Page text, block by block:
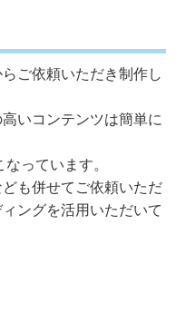
ご依頼いただき制作し
いコンテンツは簡単に
なっています。
も併せてご依頼いただ
ングを活用いただいて